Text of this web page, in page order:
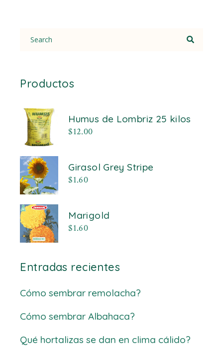
for:
Productos
Humus de Lombriz 25 kilos
$12.00
Girasol Grey Stripe
$1.60
Marigold
$1.60
Entradas recientes
Cómo sembrar remolacha?
Cómo sembrar Albahaca?
Qué hortalizas se dan en clima cálido?